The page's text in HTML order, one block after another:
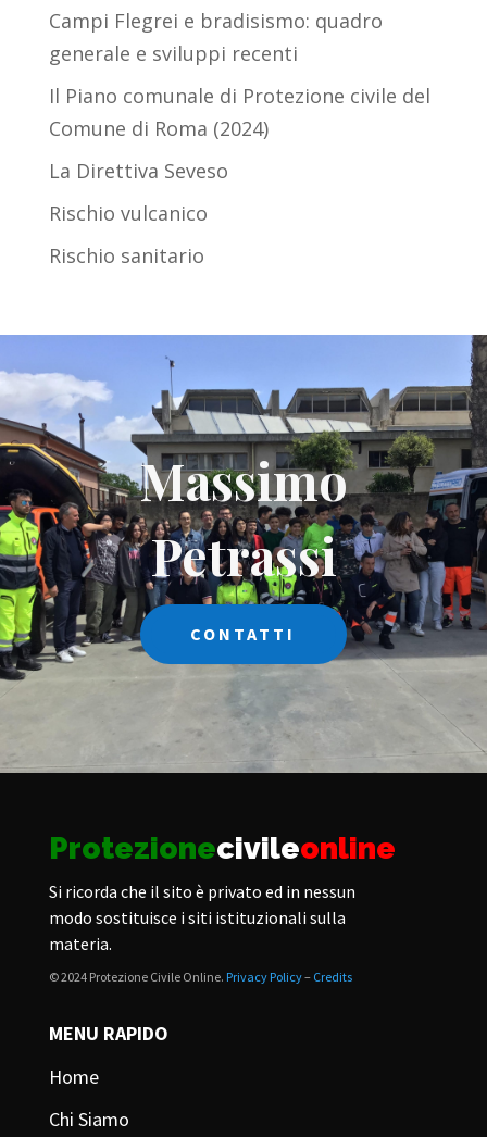
Campi Flegrei e bradisismo: quadro
generale e sviluppi recenti
Il Piano comunale di Protezione civile del
Comune di Roma (2024)
La Direttiva Seveso
Rischio vulcanico
Rischio sanitario
Massimo
Petrassi
CONTATTI
Protezionecivileonline
Si ricorda che il sito è privato ed in nessun
modo sostituisce i siti istituzionali sulla
materia.
© 2024 Protezione Civile Online. Privacy Policy– Credits
MENU RAPIDO
Home
Chi Siamo